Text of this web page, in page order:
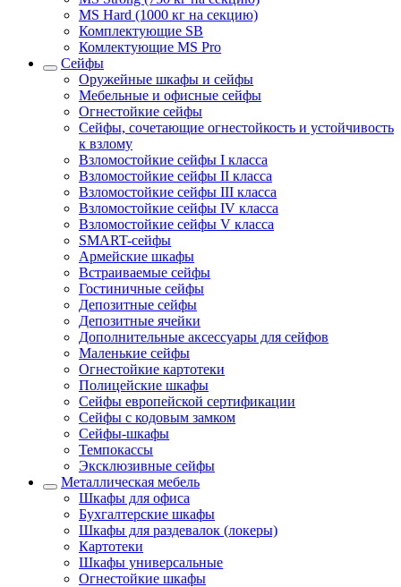
MS Hard (1000 кг на секцию)
Комплектующие SB
Комлектующие MS Pro
Сейфы
Оружейные шкафы и сейфы
Мебельные и офисные сейфы
Огнестойкие сейфы
Сейфы, сочетающие огнестойкость и устойчивость
к взлому
Взломостойкие сейфы I класса
Взломостойкие сейфы II класса
Взломостойкие сейфы III класса
Взломостойкие сейфы IV класса
Взломостойкие сейфы V класса
SMART-сейфы
Армейские шкафы
Встраиваемые сейфы
Гостиничные сейфы
Депозитные сейфы
Депозитные ячейки
Дополнительные аксессуары для сейфов
Маленькие сейфы
Огнестойкие картотеки
Полицейские шкафы
Сейфы европейской сертификации
Сейфы с кодовым замком
Сейфы-шкафы
Темпокассы
Эксклюзивные сейфы
Металлическая мебель
Шкафы для офиса
Бухгалтерские шкафы
Шкафы для раздевалок (локеры)
Картотеки
Шкафы универсальные
Огнестойкие шкафы